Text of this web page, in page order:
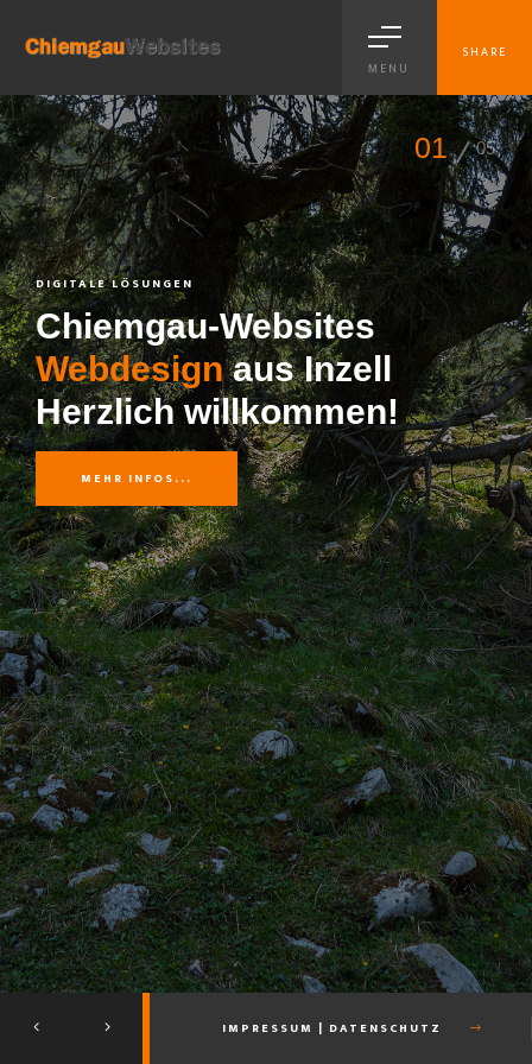
MENU
SHARE
DIGITALE LÖSUNGEN
Chiemgau-Websites
Webdesignaus Inzell
Herzlich willkommen!
MEHR INFOS...
01 05
IMPRESSUM | DATENSCHUTZ